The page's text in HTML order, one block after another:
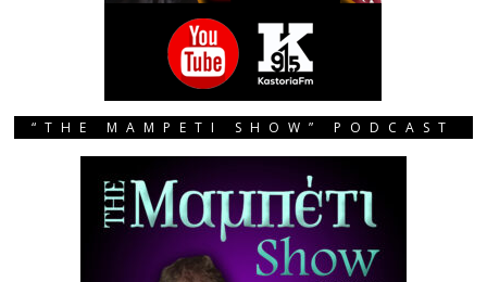
“THE MAMPETI SHOW” PODCAST